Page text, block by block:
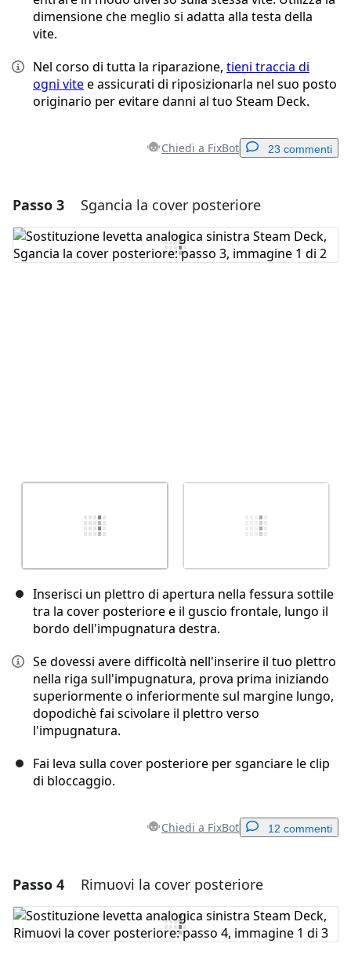
dimensione che meglio si adatta alla testa della
vite.
Nel corso di tutta la riparazione, tieni traccia di
ogni vitee assicurati di riposizionarla nel suo posto
originario per evitare danni al tuo Steam Deck.
Chiedi a FixBot 23 commenti
Aggiungi un commento
Aggiungi Commento
Passo 3 Sgancia la cover posteriore
Inserisci un plettro di apertura nella fessura sottile
tra la cover posteriore e il guscio frontale, lungo il
bordo dell'impugnatura destra.
Se dovessi avere difficoltà nell'inserire il tuo plettro
nella riga sull'impugnatura, prova prima iniziando
superiormente o inferiormente sul margine lungo,
dopodichè fai scivolare il plettro verso
l'impugnatura.
Fai leva sulla cover posteriore per sganciare le clip
di bloccaggio.
Chiedi a FixBot 12 commenti
Aggiungi un commento
Aggiungi Commento
Passo 4 Rimuovi la cover posteriore